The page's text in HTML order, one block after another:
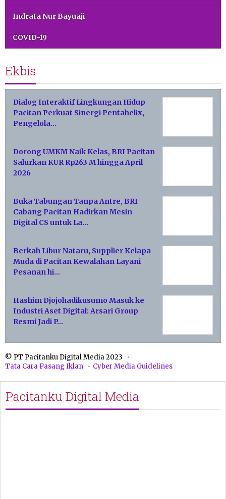
Indrata Nur Bayuaji
COVID-19
Ekbis
Dialog Interaktif Lingkungan Hidup
Pacitan Perkuat Sinergi Pentahelix,
Pengelola…
Dorong UMKM Naik Kelas, BRI Pacitan
Salurkan KUR Rp263 M hingga April
2026
Buka Tabungan Tanpa Antre, BRI
Cabang Pacitan Hadirkan Mesin
Digital CS untuk La…
Berkah Libur Nataru, Supplier Kelapa
Muda di Pacitan Kewalahan Layani
Pesanan hi…
Hashim Djojohadikusumo Masuk ke
Industri Aset Digital: Arsari Group
Resmi Jadi P…
© PT Pacitanku Digital Media 2023
Tata Cara Pasang Iklan
Cyber Media Guidelines
Pacitanku Digital Media